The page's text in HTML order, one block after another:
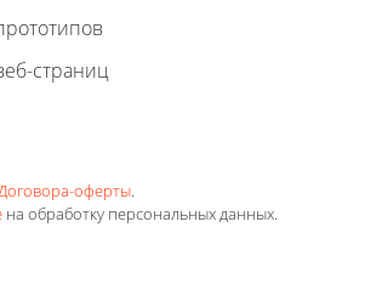
страниц
оферты.
на обработку персональных данных.